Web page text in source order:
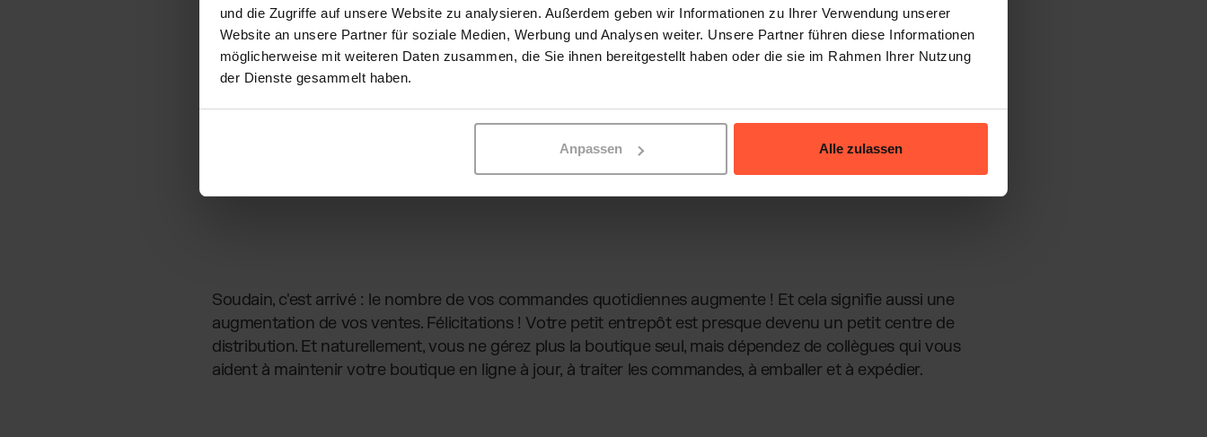
und die Zugriffe auf unsere Website zu analysieren. Außerdem geben wir Informationen zu Ihrer Verwendung unserer
Website an unsere Partner für soziale Medien, Werbung und Analysen weiter. Unsere Partner führen diese Informationen
möglicherweise mit weiteren Daten zusammen, die Sie ihnen bereitgestellt haben oder die sie im Rahmen Ihrer Nutzung
der Dienste gesammelt haben.
Anpassen Alle zulassen
Soudain, c'est arrivé : le nombre de vos commandes quotidiennes augmente ! Et cela signifie aussi une
augmentation de vos ventes. Félicitations ! Votre petit entrepôt est presque devenu un petit centre de
distribution. Et naturellement, vous ne gérez plus la boutique seul, mais dépendez de collègues qui vous
aident à maintenir votre boutique en ligne à jour, à traiter les commandes, à emballer et à expédier.